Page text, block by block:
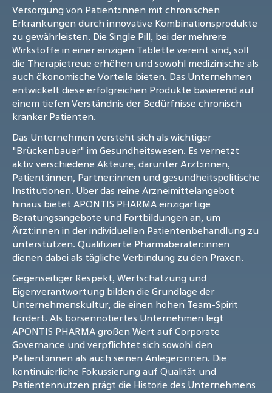
Versorgung von Patient:innen mit chronischen
Erkrankungen durch innovative Kombinationsprodukte
zu gewährleisten. Die Single Pill, bei der mehrere
Wirkstoffe in einer einzigen Tablette vereint sind, soll
die Therapietreue erhöhen und sowohl medizinische als
auch ökonomische Vorteile bieten. Das Unternehmen
entwickelt diese erfolgreichen Produkte basierend auf
einem tiefen Verständnis der Bedürfnisse chronisch
kranker Patienten.
Das Unternehmen versteht sich als wichtiger
"Brückenbauer" im Gesundheitswesen. Es vernetzt
aktiv verschiedene Akteure, darunter Ärzt:innen,
Patient:innen, Partner:innen und gesundheitspolitische
Institutionen. Über das reine Arzneimittelangebot
hinaus bietet APONTIS PHARMA einzigartige
Beratungsangebote und Fortbildungen an, um
Ärzt:innen in der individuellen Patientenbehandlung zu
unterstützen. Qualifizierte Pharmaberater:innen
dienen dabei als tägliche Verbindung zu den Praxen.
Gegenseitiger Respekt, Wertschätzung und
Eigenverantwortung bilden die Grundlage der
Unternehmenskultur, die einen hohen Team-Spirit
fördert. Als börsennotiertes Unternehmen legt
APONTIS PHARMA großen Wert auf Corporate
Governance und verpflichtet sich sowohl den
Patient:innen als auch seinen Anleger:innen. Die
kontinuierliche Fokussierung auf Qualität und
Patientennutzen prägt die Historie des Unternehmens